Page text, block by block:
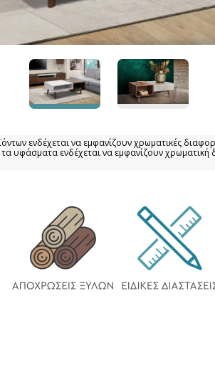
ενδέχεται να εμφανίζουν χρωματικές
υφάσματα ενδέχεται να εμφανίζουν